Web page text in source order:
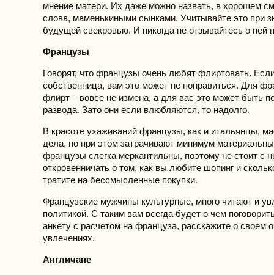
мнение матери. Их даже можно назвать, в хорошем
слова, маменькиными сынками. Учитывайте это при
будущей свекровью. И никогда не отзывайтесь о ней
Французы
Говорят, что французы очень любят флиртовать.
собственница, вам это может не понравиться. Для
флирт – вовсе не измена, а для вас это может быть
развода. Зато они если влюбляются, то надолго.
В красоте ухаживаний французы, как и итальянцы,
дела, но при этом затрачивают минимум
французы слегка меркантильны, поэтому не стоит с
откровенничать о том, как вы любите шопинг и
тратите на бессмысленные покупки.
Французские мужчины культурные, много читают и
политикой. С таким вам всегда будет о чем
анкету с расчетом на француза, расскажите о своем
увлечениях.
Англичане